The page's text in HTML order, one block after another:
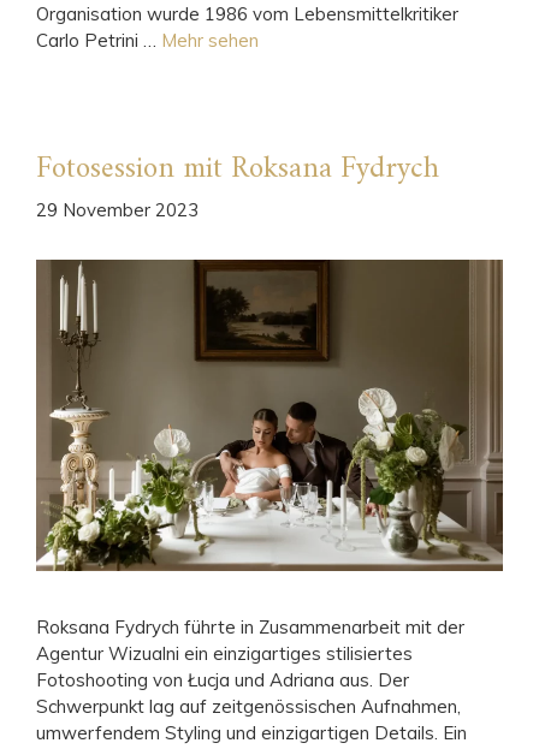
Organisation wurde 1986 vom Lebensmittelkritiker
Carlo Petrini … Mehr sehen
Fotosession mit Roksana Fydrych
29 November 2023
Roksana Fydrych führte in Zusammenarbeit mit der
Agentur Wizualni ein einzigartiges stilisiertes
Fotoshooting von Łucja und Adriana aus. Der
Schwerpunkt lag auf zeitgenössischen Aufnahmen,
umwerfendem Styling und einzigartigen Details. Ein